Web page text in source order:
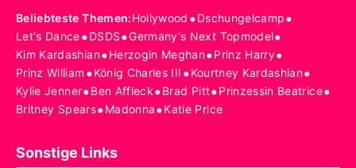
Beliebteste Themen:Hollywood •Dschungelcamp•
Let's Dance•DSDS•Germany's Next Topmodel•
Kim Kardashian•Herzogin Meghan•Prinz Harry•
Prinz William •König Charles III •Kourtney Kardashian•
Kylie Jenner•Ben Affleck•Brad Pitt•Prinzessin Beatrice•
Britney Spears•Madonna•Katie Price
Sonstige Links